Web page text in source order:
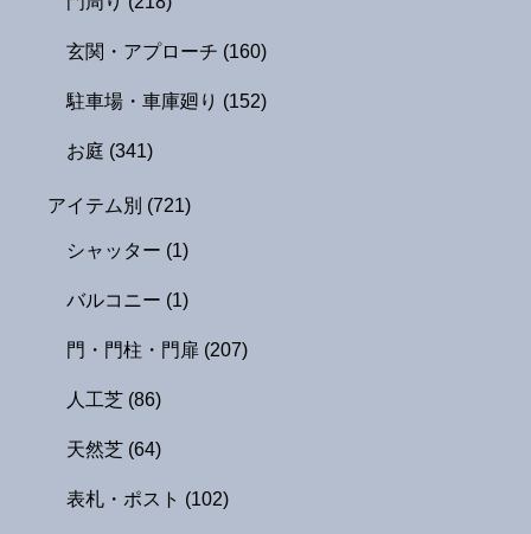
玄関・アプローチ (160)
駐車場・車庫廻り (152)
お庭 (341)
アイテム別 (721)
シャッター (1)
バルコニー (1)
門・門柱・門扉 (207)
人工芝 (86)
天然芝 (64)
表札・ポスト (102)